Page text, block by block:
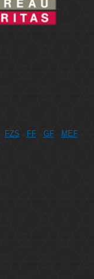
FZS FF GF
MEF